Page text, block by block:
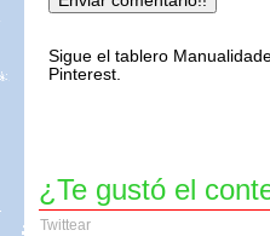
Sigue el tablero
Pinterest.
¿Te gustó el
Twittear